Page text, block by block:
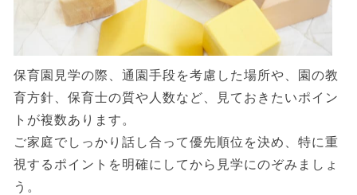
保育園見学の際、通園手段を考慮した場所や、園の教
育方針、保育士の質や人数など、見ておきたいポイン
トが複数あります。
ご家庭でしっかり話し合って優先順位を決め、特に重
視するポイントを明確にしてから見学にのぞみましょ
う。